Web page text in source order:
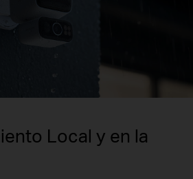
Local y en la